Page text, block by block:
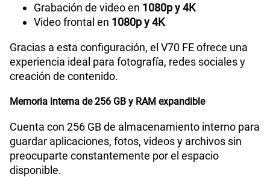
Grabación de video en 1080p y 4K
Video frontal en 1080p y 4K
Gracias a esta configuración, el V70 FE ofrece una
experiencia ideal para fotografía, redes sociales y
creación de contenido.
Memoria interna de 256 GB y RAM expandible
Cuenta con 256 GB de almacenamiento interno para
guardar aplicaciones, fotos, videos y archivos sin
preocuparte constantemente por el espacio
disponible.